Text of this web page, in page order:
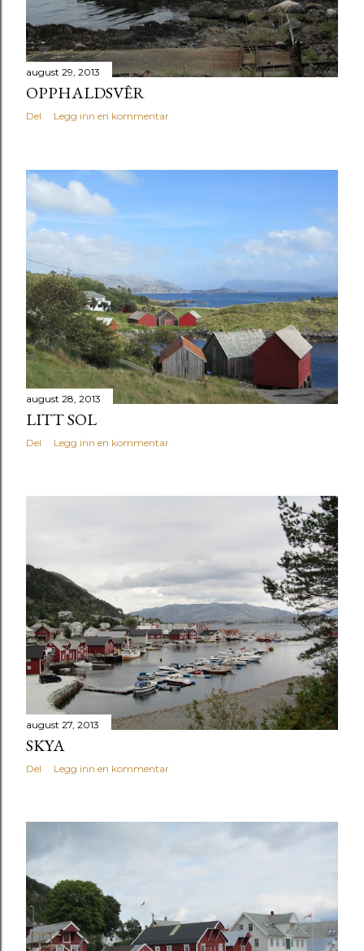
august 29, 2013
OPPHALDSVÊR
Del Legg inn en kommentar
august 28, 2013
LITT SOL
Del Legg inn en kommentar
august 27, 2013
SKYA
Del Legg inn en kommentar